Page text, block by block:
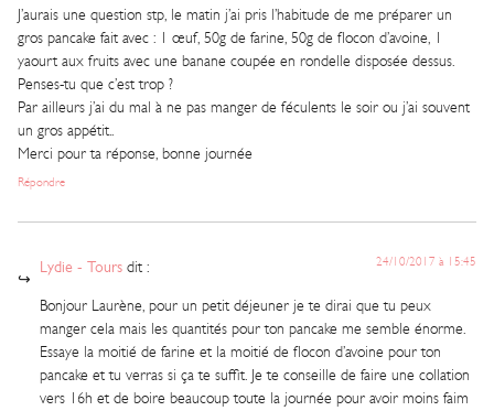
J’aurais une question stp, le matin j’ai pris l’habitude de me préparer un
gros pancake fait avec : 1 œuf, 50g de farine, 50g de flocon d’avoine, 1
yaourt aux fruits avec une banane coupée en rondelle disposée dessus.
Penses-tu que c’est trop ?
Par ailleurs j’ai du mal à ne pas manger de féculents le soir ou j’ai souvent
un gros appétit..
Merci pour ta réponse, bonne journée
Répondre
Lydie - Tours dit : 24/10/2017 à 15:45
Bonjour Laurène, pour un petit déjeuner je te dirai que tu peux
manger cela mais les quantités pour ton pancake me semble énorme.
Essaye la moitié de farine et la moitié de flocon d’avoine pour ton
pancake et tu verras si ça te suffit. Je te conseille de faire une collation
vers 16h et de boire beaucoup toute la journée pour avoir moins faim